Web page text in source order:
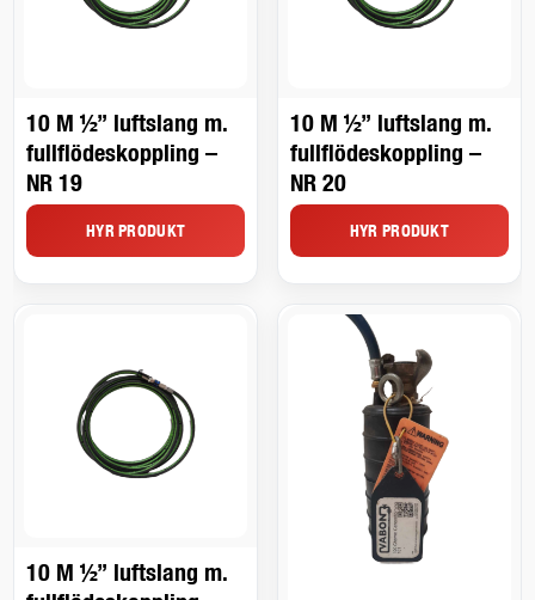
10 M ½” luftslang m.
fullflödeskoppling –
NR 19
HYR PRODUKT
10 M ½” luftslang m.
fullflödeskoppling –
NR 20
HYR PRODUKT
10 M ½” luftslang m.